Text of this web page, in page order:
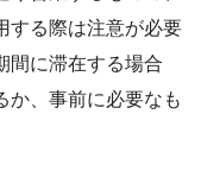
する際は注意が必要
間に滞在する場合
か、事前に必要なも